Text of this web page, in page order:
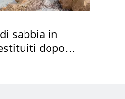
sabbia in
dopo